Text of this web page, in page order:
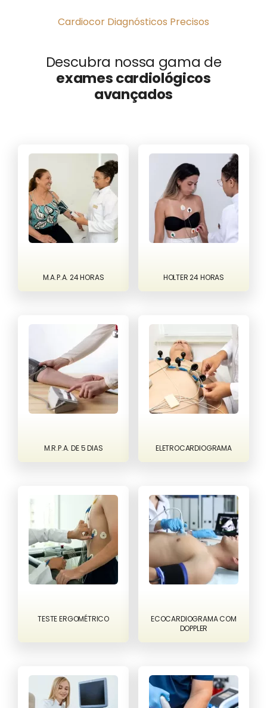
Cardiocor Diagnósticos Precisos
Descubra nossa gama de
exames cardiológicos
avançados
M.A.P.A. 24 HORAS HOLTER 24 HORAS
M.R.P.A. DE 5 DIAS ELETROCARDIOGRAMA
TESTE ERGOMÉTRICO
ECOCARDIOGRAMA COM
DOPPLER